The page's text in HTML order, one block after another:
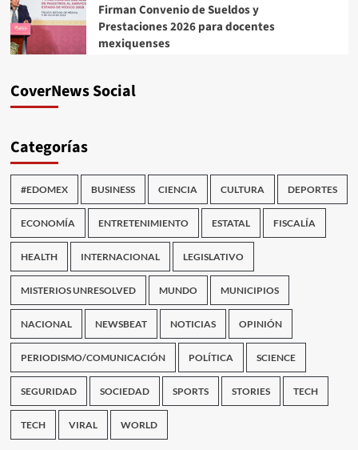
Firman Convenio de Sueldos y
Prestaciones 2026 para docentes
mexiquenses
CoverNews Social
Categorías
#EDOMEX BUSINESS CIENCIA CULTURA DEPORTES
ECONOMÍA ENTRETENIMIENTO ESTATAL FISCALÍA
HEALTH INTERNACIONAL LEGISLATIVO
MISTERIOS UNRESOLVED MUNDO MUNICIPIOS
NACIONAL NEWSBEAT NOTICIAS OPINIÓN
PERIODISMO/COMUNICACIÓN POLÍTICA SCIENCE
SEGURIDAD SOCIEDAD SPORTS STORIES TECH
TECH VIRAL WORLD